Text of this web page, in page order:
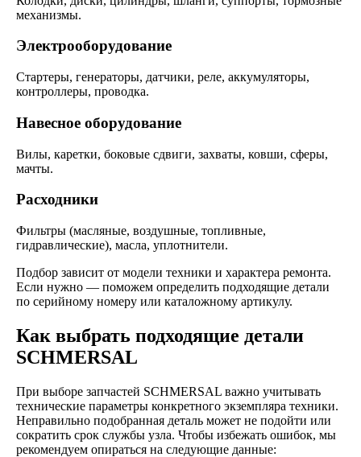
механизмы.
Электрооборудование
Стартеры, генераторы, датчики, реле, аккумуляторы,
контроллеры, проводка.
Навесное оборудование
Вилы, каретки, боковые сдвиги, захваты, ковши, сферы,
мачты.
Расходники
Фильтры (масляные, воздушные, топливные,
гидравлические), масла, уплотнители.
Подбор зависит от модели техники и характера ремонта.
Если нужно — поможем определить подходящие детали
по серийному номеру или каталожному артикулу.
Как выбрать подходящие детали
SCHMERSAL
При выборе запчастей SCHMERSAL важно учитывать
технические параметры конкретного экземпляра техники.
Неправильно подобранная деталь может не подойти или
сократить срок службы узла. Чтобы избежать ошибок, мы
рекомендуем опираться на следующие данные: